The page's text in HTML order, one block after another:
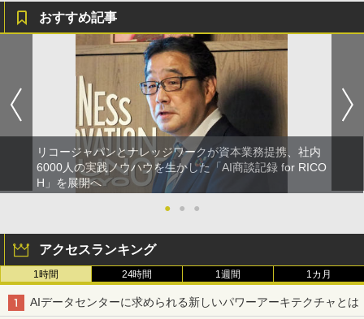
おすすめ記事
リコージャパンとナレッジワークが資本業務提携、社内
6000人の実践ノウハウを生かした「AI商談記録 for RICO
H」を展開へ
●
● ●
アクセスランキング
1時間 24時間 1週間 1カ月
AIデータセンターに求められる新しいパワーアーキテクチャとは